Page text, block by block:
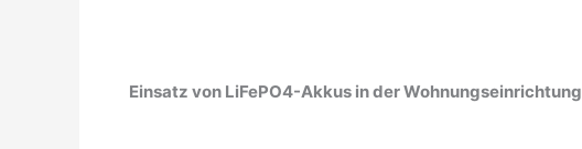
Einsatz von LiFePO4-Akkus in der Wohnungseinrichtung